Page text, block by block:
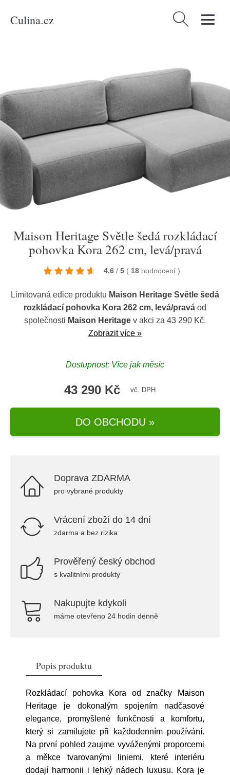
Culina.cz Vyhledávání
Maison Heritage Světle šedá rozkládací
pohovka Kora 262 cm, levá/pravá
4.6 / 5 ( 18 hodnocení )
Limitovaná edice produktu Maison Heritage Světle šedá
rozkládací pohovka Kora 262 cm, levá/pravá od
společnosti Maison Heritage v akci za 43 290 Kč.
Zobrazit více »
Dostupnost: Více jak měsíc
43 290 Kč vč. DPH
DO OBCHODU »
Doprava ZDARMA
pro vybrané produkty
Vrácení zboží do 14 dní
zdarma a bez rizika
Prověřený český obchod
s kvalitními produkty
Nakupujte kdykoli
máme otevřeno 24 hodin denně
Popis produktu
Rozkládací pohovka Kora od značky Maison
Heritage je dokonalým spojením nadčasové
elegance, promyšlené funkčnosti a komfortu,
který si zamilujete při každodenním používání.
Na první pohled zaujme vyváženými proporcemi
a měkce tvarovanými liniemi, které interiéru
dodají harmonii i lehký nádech luxusu. Kora je